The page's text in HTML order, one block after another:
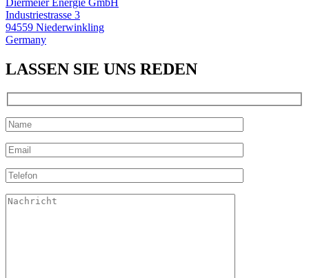
Diermeier Energie GmbH
Industriestrasse 3
94559 Niederwinkling
Germany
LASSEN SIE UNS REDEN